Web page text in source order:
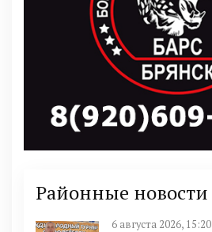
Районные новости
6 августа 2026, 15:20